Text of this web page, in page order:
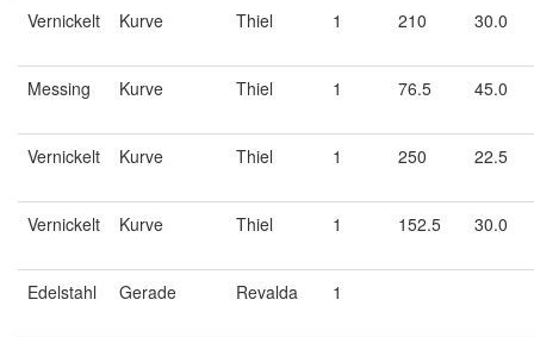
Vernickelt Kurve Thiel 1 210 30.0
Messing Kurve Thiel 1 76.5 45.0
Vernickelt Kurve Thiel 1 250 22.5
Vernickelt Kurve Thiel 1 152.5 30.0
Edelstahl Gerade Revalda 1